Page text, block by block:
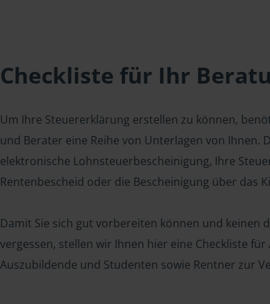
Checkliste für Ihr
Um Ihre Steuererklärung erstellen zu können,
und Berater eine Reihe von Unterlagen von Ihnen.
elektronische Lohnsteuerbescheinigung, Ihre
Rentenbescheid oder die Bescheinigung über das
Damit Sie sich gut vorbereiten können und keinen
vergessen, stellen wir Ihnen hier eine Checkliste
Auszubildende und Studenten sowie Rentner zur